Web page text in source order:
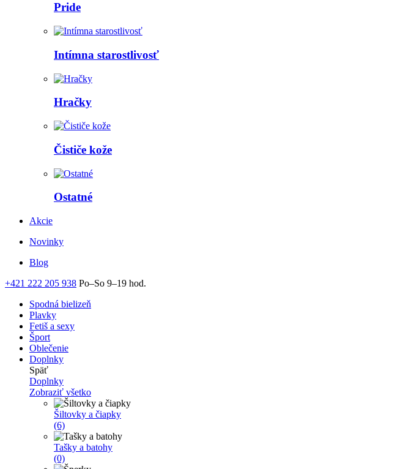
Pride
Intímna starostlivosť
Hračky
Čističe kože
Ostatné
Akcie
Novinky
Blog
+421 222 205 938 Po–So 9–19 hod.
Spodná bielizeň
Plavky
Fetiš a sexy
Šport
Oblečenie
Doplnky
Späť
Doplnky
Zobraziť všetko
Šiltovky a čiapky
(6)
Tašky a batohy
(0)